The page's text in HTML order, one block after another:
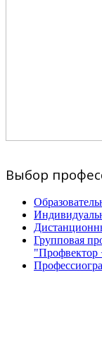
Выбор
Групповая
"Профвектор